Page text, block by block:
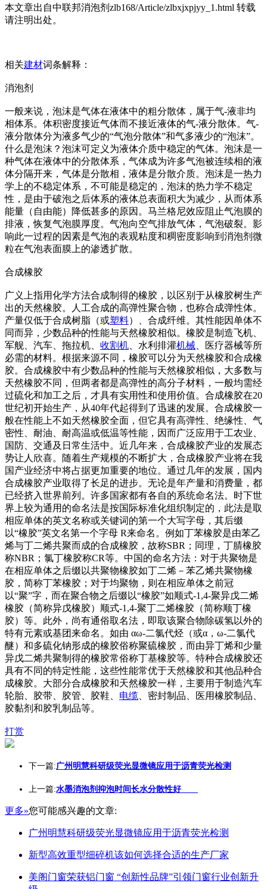
本文章出自中联邦消泡剂zlb168/Article/zlbxjxpjyy_1.html 转载
请注明出处。
相关建材词条解释：
消泡剂
一般来说，泡沫是气体在液体中的粗分散体，属于气-液非均
相体系。体积密度接近气体而不接近液体的气-液分散体。气-
液分散体分为液多气少的“气泡分散体”和气多液少的“泡沫”。
什么是泡沫？泡沫可定义为液体介质中稳定的气体。泡沫是一
种气体在液体中的分散体系，气体成为许多气泡被连续相的液
体分隔开来，气体是分散相，液体是分散介质。泡沫是一热力
学上的不稳定体系，不可能是稳定的，泡沫的热力学不稳定
性，是由于破泡之后体系的液体总表面积大为减少，从而体系
能量（自由能）降低甚多的原因。马兰格尼效应阻止气泡膜的
排液，恢复气泡膜厚度。气泡向空气排放气体，气泡破裂。影
响此一过程的因素是气泡的表观粘度和稠密度影响到消泡剂微
粒在气泡表面膜上的渗透扩散。
合成橡胶
广义上指用化学方法合成制得的橡胶，以区别于从橡胶树生产
出的天然橡胶。人工合成的高弹性聚合物，也称合成弹性体。
产量仅低于合成树脂（或塑料）、合成纤维。其性能因单体不
同而异，少数品种的性能与天然橡胶相似。橡胶是制造飞机、
军舰、汽车、拖拉机、 收割机 、水利排灌机械 、医疗器械等所
必需的材料。根据来源不同，橡胶可以分为天然橡胶和合成橡
胶。合成橡胶中有少数品种的性能与天然橡胶相似，大多数与
天然橡胶不同，但两者都是高弹性的高分子材料，一般均需经
过硫化和加工之后，才具有实用性和使用价值。合成橡胶在20
世纪初开始生产，从40年代起得到了迅速的发展。合成橡胶一
般在性能上不如天然橡胶全面，但它具有高弹性、绝缘性、气
密性、耐油、耐高温或低温等性能，因而广泛应用于工农业、
国防、交通及日常生活中。近几年来，合成橡胶产业的发展态
势让人欣喜。随着生产规模的不断扩大，合成橡胶产业将在我
国产业经济中将占据更加重要的地位。通过几年的发展，国内
合成橡胶产业取得了长足的进步。无论是年产量和消费量，都
已经挤入世界前列。许多国家都有各自的系统命名法。时下世
界上较为通用的命名法是按国际标准化组织制定的，此法是取
相应单体的英文名称或关键词的第一个大写字母，其后缀
以“橡胶”英文名第一个字母 R来命名。例如丁苯橡胶是由苯乙
烯与丁二烯共聚而成的合成橡胶，故称SBR；同理，丁腈橡胶
称NBR；氯丁橡胶称CR等。中国的命名方法：对于共聚物是
在相应单体之后缀以共聚物橡胶如丁二烯－苯乙烯共聚物橡
胶，简称丁苯橡胶；对于均聚物，则在相应单体之前冠
以“聚”字，而在聚合物之后缀以“橡胶”如顺式-1,4-聚异戊二烯
橡胶（简称异戊橡胶）顺式-1,4-聚丁二烯橡胶（简称顺丁橡
胶）等。此外，尚有通俗取名法，即取该聚合物除碳氢以外的
特有元素或基团来命名。如由 αω-二氯代烃（或α，ω-二氯代
醚）和多硫化钠形成的橡胶俗称聚硫橡胶，而由异丁烯和少量
异戊二烯共聚制得的橡胶常俗称丁基橡胶等。特种合成橡胶还
具有不同的特定性能，这些性能常优于天然橡胶和其他品种合
成橡胶。大部分合成橡胶和天然橡胶一样，主要用于制造汽车
轮胎、胶带、胶管、胶鞋、 电缆 、密封制品、医用橡胶制品、
胶黏剂和胶乳制品等。
打赏
下一篇:广州明慧科研级荧光显微镜应用于沥青荧光检测
上一篇:水墨消泡剂抑泡时间长水分散性好
更多»您可能感兴趣的文章:
广州明慧科研级荧光显微镜应用于沥青荧光检测
新型高效重型细碎机该如何选择合适的生产厂家
美阁门窗荣获铝门窗 “创新性品牌”引领门窗行业创新升